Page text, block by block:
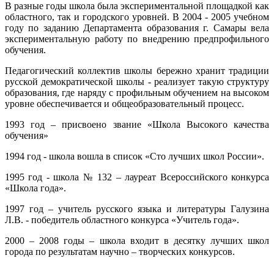
В разные годы школа была экспериментальной площадкой как
областного, так и городского уровней. В 2004 - 2005 учебном
году по заданию Департамента образования г. Самары вела
экспериментальную работу по внедрению предпрофильного
обучения.
Педагогический коллектив школы бережно хранит традиции
русской демократической школы - реализует такую структуру
образования, где наряду с профильным обучением на высоком
уровне обеспечивается и общеобразовательный процесс.
1993 год – присвоено звание «Школа Высокого качества
обучения»
1994 год - школа вошла в список «Сто лучших школ России».
1995 год - школа № 132 – лауреат Всероссийского конкурса
«Школа года».
1997 год – учитель русского языка и литературы Галузина
Л.В. - победитель областного конкурса «Учитель года».
2000 – 2008 годы – школа входит в десятку лучших школ
города по результатам научно – творческих конкурсов.